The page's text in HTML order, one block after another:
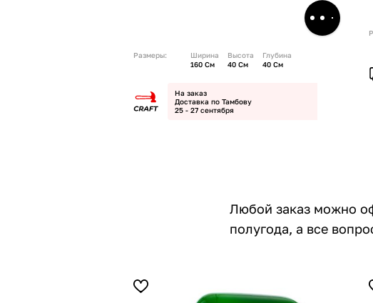
Размеры:
Ширина
160 См
Высота
40 См
Глубина
40 См
На заказ
Доставка по Тамбову
25 - 27 сентября
Любой заказ можно
полугода, а все